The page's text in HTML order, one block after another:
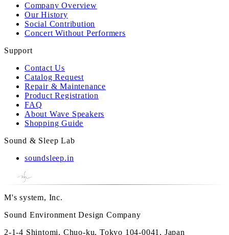
Company Overview
Our History
Social Contribution
Concert Without Performers
Support
Contact Us
Catalog Request
Repair & Maintenance
Product Registration
FAQ
About Wave Speakers
Shopping Guide
Sound & Sleep Lab
soundsleep.in
M's system, Inc.
Sound Environment Design Company
2-1-4 Shintomi, Chuo-ku, Tokyo 104-0041, Japan